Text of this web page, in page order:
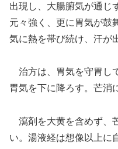
出現し、大腸腑気が通じ
元々強く、更に胃気が鼓
気に熱を帯び続け、汗が
治方は、胃気を守胃し
胃気を下に降ろす。芒消
瀉剤を大黄を含めず、
い。湯液経は想像以上に